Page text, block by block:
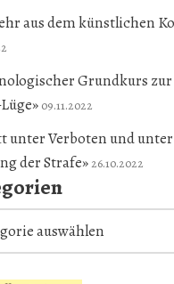
aus dem künstlichen
Grundkurs zur
09.11.2022
unter Verboten und
der Strafe» 26.10.2022